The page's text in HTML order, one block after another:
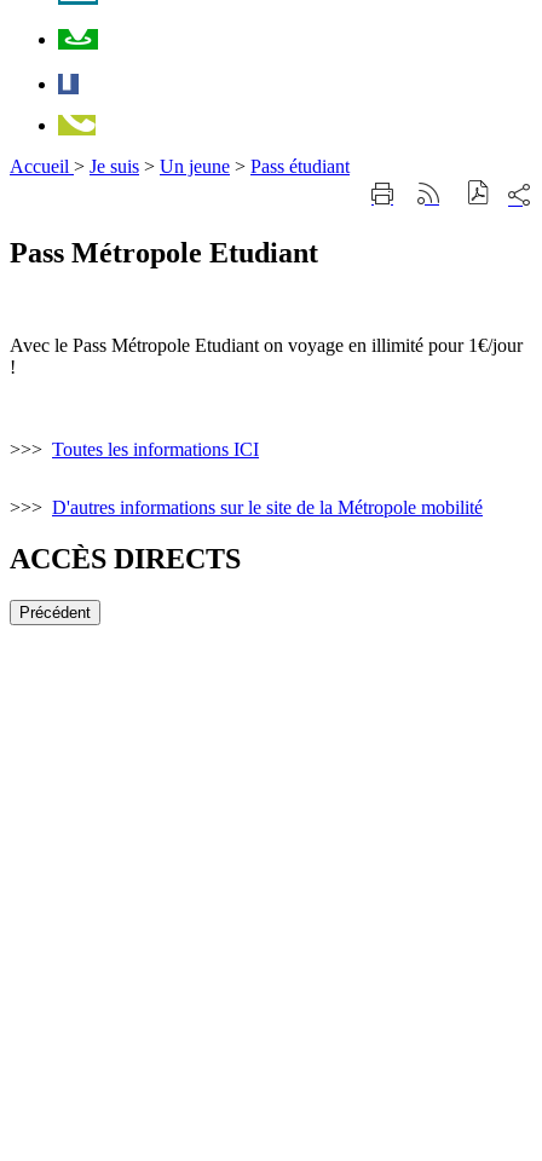
Accueil > Je suis > Un jeune > Pass étudiant
ImprimerGénérer
sur
Pass Métropole Etudiant
Avec le Pass Métropole Etudiant on voyage en illimité pour 1€/jour
!
>>> Toutes les informations ICI
>>> D'autres informations sur le site de la Métropole mobilité
ACCÈS DIRECTS
Précédent